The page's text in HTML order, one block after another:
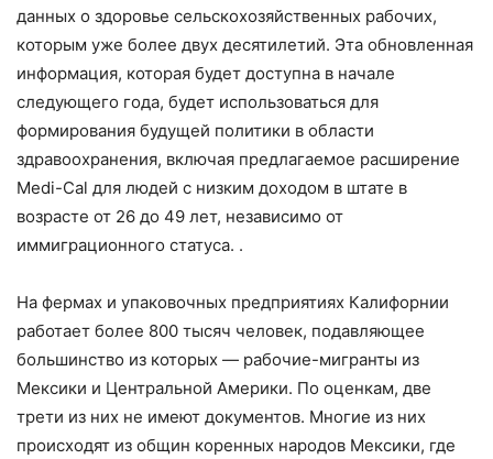
данных о здоровье сельскохозяйственных рабочих,
которым уже более двух десятилетий. Эта обновленная
информация, которая будет доступна в начале
следующего года, будет использоваться для
формирования будущей политики в области
здравоохранения, включая предлагаемое расширение
Medi-Cal для людей с низким доходом в штате в
возрасте от 26 до 49 лет, независимо от
иммиграционного статуса. .
На фермах и упаковочных предприятиях Калифорнии
работает более 800 тысяч человек, подавляющее
большинство из которых — рабочие-мигранты из
Мексики и Центральной Америки. По оценкам, две
трети из них не имеют документов. Многие из них
происходят из общин коренных народов Мексики, где